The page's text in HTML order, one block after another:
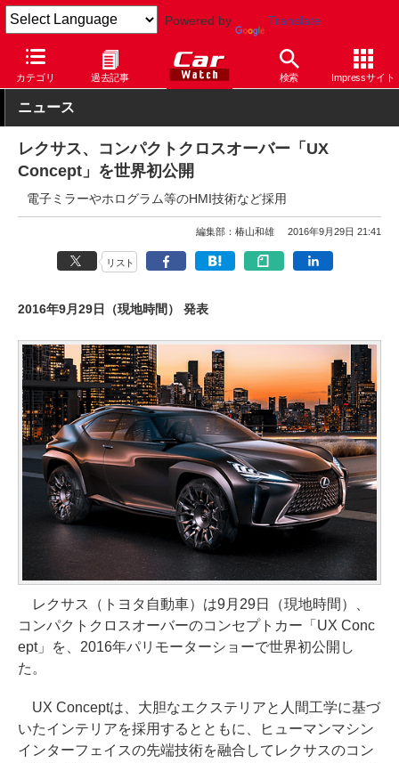
Powered by Translate
カテゴリ 過去記事 検索 Impressサイト
Car Watch 自動車 レクサス
ニュース
レクサス、コンパクトクロスオーバー「UX
Concept」を世界初公開
電子ミラーやホログラム等のHMI技術など採用
編集部：椿山和雄 2016年9月29日 21:41
リスト
2016年9月29日（現地時間） 発表
レクサス（トヨタ自動車）は9月29日（現地時間）、
コンパクトクロスオーバーのコンセプトカー「UX Conc
ept」を、2016年パリモーターショーで世界初公開し
た。
UX Conceptは、大胆なエクステリアと人間工学に基づ
いたインテリアを採用するとともに、ヒューマンマシン
インターフェイスの先端技術を融合してレクサスのコン